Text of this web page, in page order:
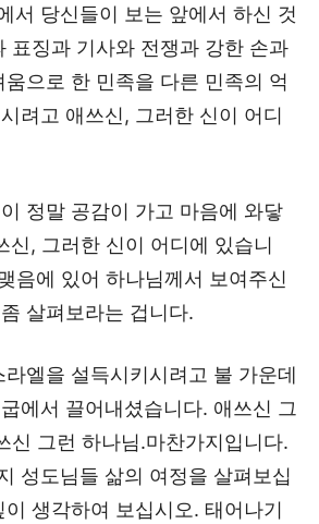
서 당신들이 보는 앞에서 하신 것
표징과 기사와 전쟁과 강한 손과
으로 한 민족을 다른 민족의 억
려고 애쓰신, 그러한 신이 어디
정말 공감이 가고 마음에 와닿
신, 그러한 신이 어디에 있습니
음에 있어 하나님께서 보여주신
살펴보라는 겁니다.
엘을 설득시키시려고 불 가운데
에서 끌어내셨습니다. 애쓰신 그
신 그런 하나님.마찬가지입니다.
성도님들 삶의 여정을 살펴보십
생각하여 보십시오. 태어나기